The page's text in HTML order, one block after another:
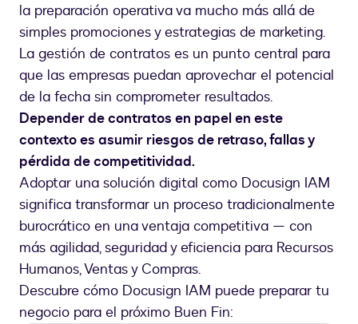
la preparación operativa va mucho más allá de
simples promociones y estrategias de marketing.
La gestión de contratos es un punto central para
que las empresas puedan aprovechar el potencial
de la fecha sin comprometer resultados.
Depender de contratos en papel en este
contexto es asumir riesgos de retraso, fallas y
pérdida de competitividad.
Adoptar una solución digital como Docusign IAM
significa transformar un proceso tradicionalmente
burocrático en una ventaja competitiva — con
más agilidad, seguridad y eficiencia para Recursos
Humanos, Ventas y Compras.
Descubre cómo Docusign IAM puede preparar tu
negocio para el próximo Buen Fin: